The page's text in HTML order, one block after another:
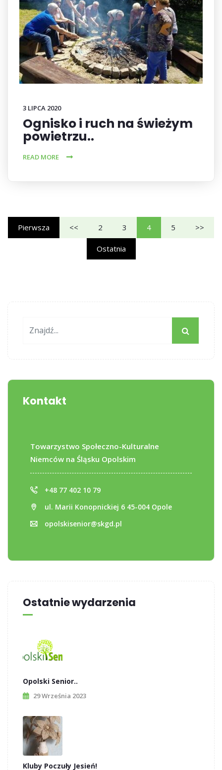
3 LIPCA 2020
Ognisko i ruch na świeżym
powietrzu..
READ MORE
Pierwsza << 2 3 4 5 >>
Ostatnia
Kontakt
Towarzystwo Społeczno-Kulturalne
Niemców na Śląsku Opolskim
+48 77 402 10 79
ul. Marii Konopnickiej 6 45-004 Opole
opolskisenior@skgd.pl
Ostatnie wydarzenia
Opolski Senior..
29 Września 2023
Kluby Poczuły Jesień!